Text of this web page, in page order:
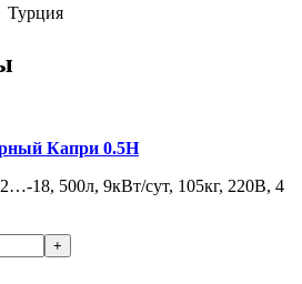
Турция
Капри 0.5Н
18, 500л, 9кВт/сут, 105кг, 220В, 4